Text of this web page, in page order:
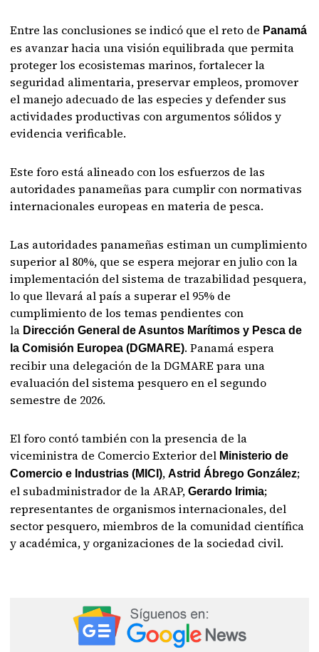
Entre las conclusiones se indicó que el reto de Panamá
es avanzar hacia una visión equilibrada que permita
proteger los ecosistemas marinos, fortalecer la
seguridad alimentaria, preservar empleos, promover
el manejo adecuado de las especies y defender sus
actividades productivas con argumentos sólidos y
evidencia verificable.
Este foro está alineado con los esfuerzos de las
autoridades panameñas para cumplir con normativas
internacionales europeas en materia de pesca.
Las autoridades panameñas estiman un cumplimiento
superior al 80%, que se espera mejorar en julio con la
implementación del sistema de trazabilidad pesquera,
lo que llevará al país a superar el 95% de
cumplimiento de los temas pendientes con
la Dirección General de Asuntos Marítimos y Pesca de
la Comisión Europea (DGMARE). Panamá espera
recibir una delegación de la DGMARE para una
evaluación del sistema pesquero en el segundo
semestre de 2026.
El foro contó también con la presencia de la
viceministra de Comercio Exterior del Ministerio de
Comercio e Industrias (MICI),Astrid Ábrego González;
el subadministrador de la ARAP,Gerardo Irimia;
representantes de organismos internacionales, del
sector pesquero, miembros de la comunidad científica
y académica, y organizaciones de la sociedad civil.